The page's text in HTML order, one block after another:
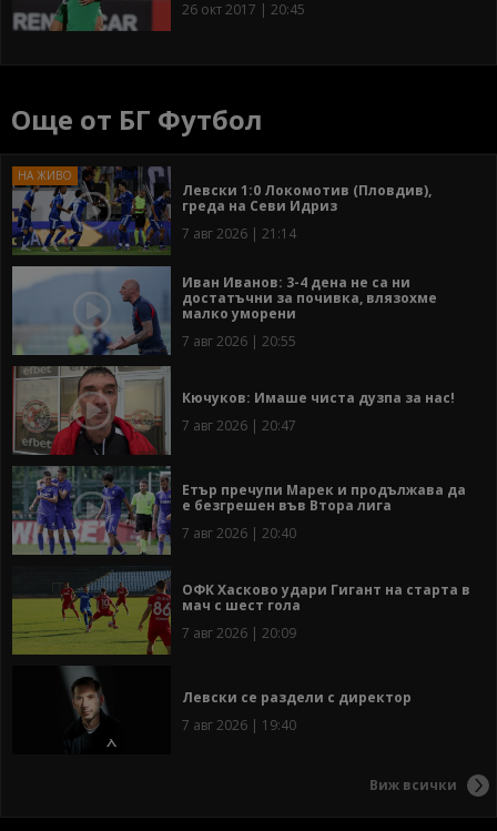
26 окт 2017 | 20:45
Още от БГ Футбол
Левски 1:0 Локомотив (Пловдив),
греда на Севи Идриз
7 авг 2026 | 21:14
Иван Иванов: 3-4 дена не са ни
достатъчни за почивка, влязохме
малко уморени
7 авг 2026 | 20:55
Кючуков: Имаше чиста дузпа за нас!
7 авг 2026 | 20:47
Етър пречупи Марек и продължава да
е безгрешен във Втора лига
7 авг 2026 | 20:40
ОФК Хасково удари Гигант на старта в
мач с шест гола
7 авг 2026 | 20:09
Левски се раздели с директор
7 авг 2026 | 19:40
Виж всички